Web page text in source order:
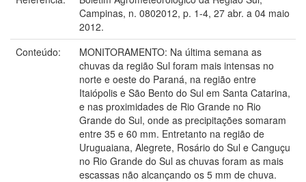
Campinas, n. 0802012, p. 1-4, 27 abr. a 04 maio
2012.
Conteúdo:
MONITORAMENTO: Na última semana as
chuvas da região Sul foram mais intensas no
norte e oeste do Paraná, na região entre
Itaiópolis e São Bento do Sul em Santa Catarina,
e nas proximidades de Rio Grande no Rio
Grande do Sul, onde as precipitações somaram
entre 35 e 60 mm. Entretanto na região de
Uruguaiana, Alegrete, Rosário do Sul e Canguçu
no Rio Grande do Sul as chuvas foram as mais
escassas não alcançando os 5 mm de chuva.